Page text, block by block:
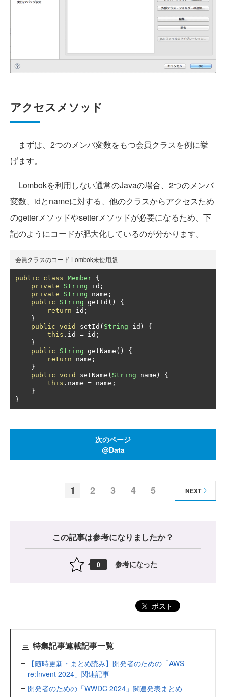
アクセスメソッド
まずは、2つのメンバ変数をもつ会員クラスを例に挙
げます。
Lombokを利用しない通常のJavaの場合、2つのメンバ
変数、idとnameに対する、他のクラスからアクセスため
のgetterメソッドやsetterメソッドが必要になるため、下
記のようにコードが肥大化しているのが分かります。
会員クラスのコード Lombok未使用版
public class Member {
private
String id ;
private
String name ;
public
String getId ()
{
return id ;
}
public void setId ( String id )
{
this . id = id ;
}
public
String getName ()
{
return name ;
}
public void setName ( String name )
{
this . name = name ;
}
}
次のページ
@Data
1 2 3 4 5 NEXT
この記事は参考になりましたか？
0 参考になった
ポスト
特集記事連載記事一覧
【随時更新・まとめ読み】開発者のための「AWS
re:Invent 2024」関連記事
開発者のための「WWDC 2024」関連発表まとめ